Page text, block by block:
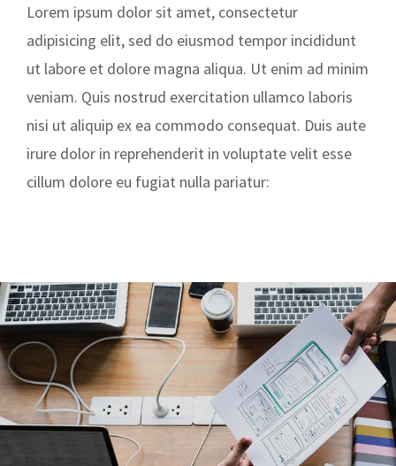
Lorem ipsum dolor sit amet, consectetur
adipisicing elit, sed do eiusmod tempor incididunt
ut labore et dolore magna aliqua. Ut enim ad minim
veniam. Quis nostrud exercitation ullamco laboris
nisi ut aliquip ex ea commodo consequat. Duis aute
irure dolor in reprehenderit in voluptate velit esse
cillum dolore eu fugiat nulla pariatur: